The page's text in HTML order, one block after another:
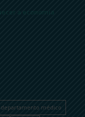
a economia
departamento médico